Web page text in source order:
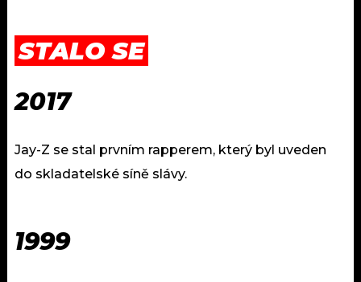
STALO SE
2017
Jay-Z se stal prvním rapperem, který byl uveden
do skladatelské síně slávy.
1999